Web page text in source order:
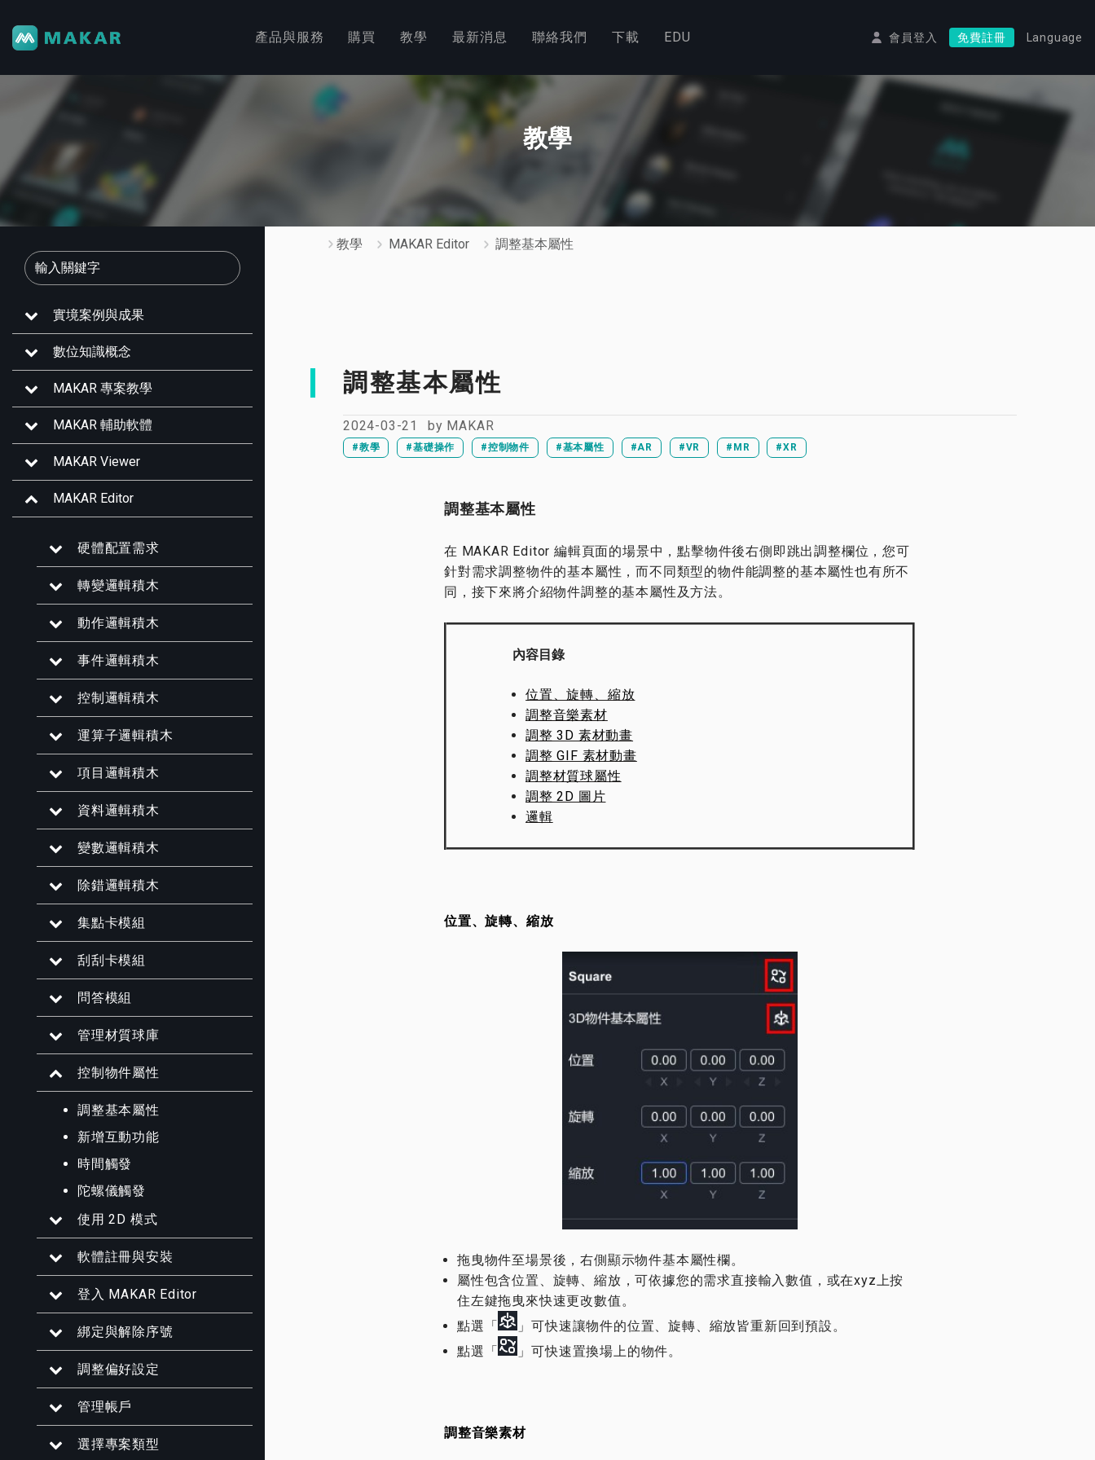
產品與服務 購買 教學 最新消息 聯絡我們 下載 EDU 會員登入 免費註冊 Language
教學
實境案例與成果
數位知識概念
MAKAR 專案教學
MAKAR 輔助軟體
MAKAR Viewer
MAKAR Editor
硬體配置需求
轉變邏輯積木
動作邏輯積木
事件邏輯積木
控制邏輯積木
運算子邏輯積木
項目邏輯積木
資料邏輯積木
變數邏輯積木
除錯邏輯積木
集點卡模組
刮刮卡模組
問答模組
管理材質球庫
控制物件屬性
調整基本屬性
新增互動功能
時間觸發
陀螺儀觸發
使用 2D 模式
軟體註冊與安裝
登入 MAKAR Editor
綁定與解除序號
調整偏好設定
管理帳戶
選擇專案類型
教學 MAKAR Editor 調整基本屬性
調整基本屬性
2024-03-21 by MAKAR
#教學 #基礎操作 #控制物件 #基本屬性 #AR #VR #MR #XR
調整基本屬性
在 MAKAR Editor 編輯頁面的場景中，點擊物件後右側即跳出調整欄位，您可
針對需求調整物件的基本屬性，而不同類型的物件能調整的基本屬性也有所不
同，接下來將介紹物件調整的基本屬性及方法。
內容目錄
位置、旋轉、縮放
調整音樂素材
調整 3D 素材動畫
調整 GIF 素材動畫
調整材質球屬性
調整 2D 圖片
邏輯
位置、旋轉、縮放
​拖曳物件至場景後，右側顯示物件基本屬性欄。
屬性包含位置、旋轉、縮放，可依據您的需求直接輸入數值，或在xyz上按
住左鍵拖曳來快速更改數值。
點選「
」可快速讓物件的位置、旋轉、縮放皆重新回到預設。
點選「
」可快速置換場上的物件。
調整音樂素材